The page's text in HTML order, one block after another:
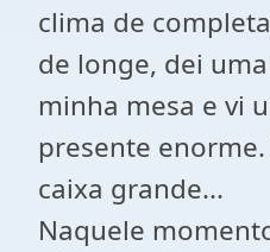
clima de
de longe, dei
minha mesa e vi
presente
caixa grande...
Naquele